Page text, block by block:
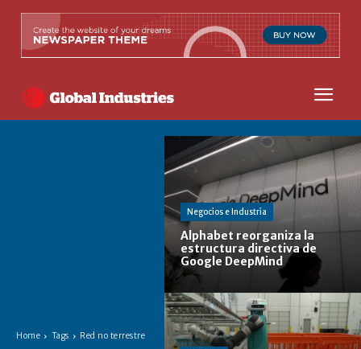
Home Tags Red no terrestre
Negocios e Industria
Alphabet reorganiza la
estructura directiva de
Google DeepMind